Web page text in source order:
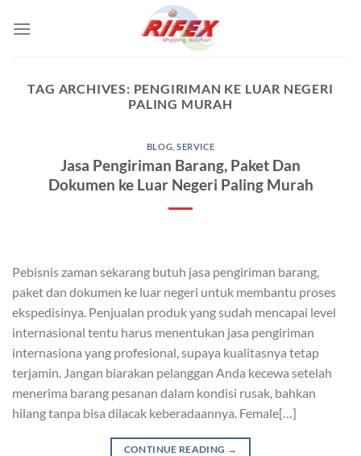
TAG ARCHIVES: PENGIRIMAN KE LUAR NEGERI
PALING MURAH
BLOG ,SERVICE
Jasa Pengiriman Barang, Paket Dan
Dokumen ke Luar Negeri Paling Murah
Pebisnis zaman sekarang butuh jasa pengiriman barang,
paket dan dokumen ke luar negeri untuk membantu proses
ekspedisinya. Penjualan produk yang sudah mencapai level
internasional tentu harus menentukan jasa pengiriman
internasiona yang profesional, supaya kualitasnya tetap
terjamin. Jangan biarakan pelanggan Anda kecewa setelah
menerima barang pesanan dalam kondisi rusak, bahkan
hilang tanpa bisa dilacak keberadaannya. Female[…]
CONTINUE READING →